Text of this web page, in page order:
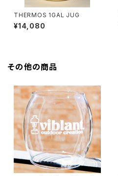
THERMOS 1GAL JUG
¥14,080
その他の商品